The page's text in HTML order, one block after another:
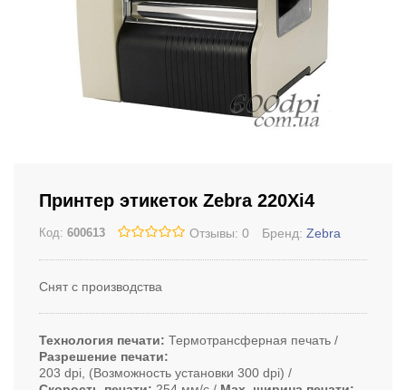
Принтер этикеток Zebra 220Xi4
Код: 600613 Отзывы: 0 Бренд: Zebra
Снят с производства
Технология печати
Термотрансферная печать
Разрешение печати
203 dpi, (Возможность установки 300 dpi)